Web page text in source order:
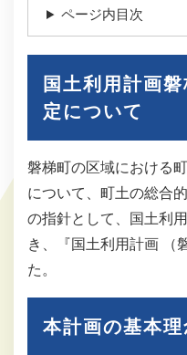
ページ内目次
国土利用計画
定について
磐梯町の区域における
について、町土の総合
の指針として、国土利
き、『国土利用計画 （
た。
本計画の基本理